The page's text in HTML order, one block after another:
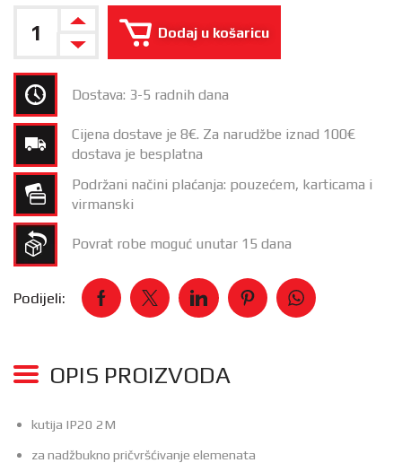
Dodaj u košaricu
Dostava: 3-5 radnih dana
Cijena dostave je 8€. Za narudžbe iznad 100€
dostava je besplatna
Podržani načini plaćanja: pouzećem, karticama i
virmanski
Povrat robe moguć unutar 15 dana
Podijeli:
OPIS PROIZVODA
kutija IP20 2M
za nadžbukno pričvršćivanje elemenata